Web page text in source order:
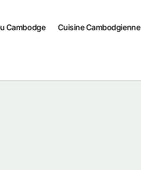
Cambodge Cuisine Cambodgienne